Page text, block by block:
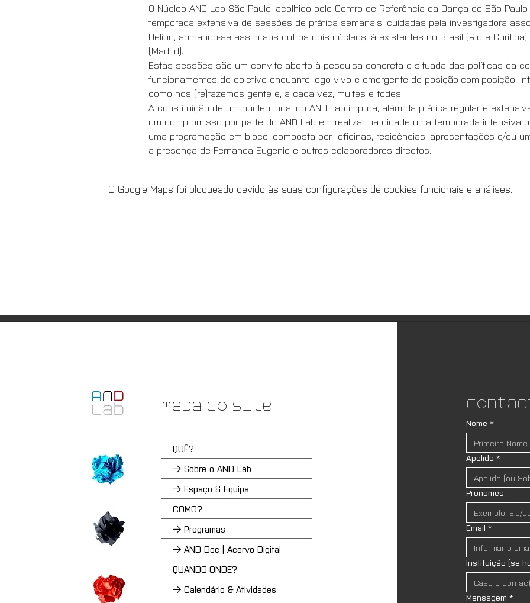
O Núcleo AND Lab São Paulo, acolhido pelo Centro de Referência da Dança de São
temporada extensiva de sessões de prática semanais, cuidadas pela investigadora
Delion, somando-se assim aos outros dois núcleos já existentes no Brasil (Rio e
(Madrid).
Estas sessões são um convite aberto à pesquisa concreta e situada das políticas da
funcionamentos do coletivo enquanto jogo vivo e emergente de posição-com-posição,
como nos (re)fazemos gente e, a cada vez, muites e todes.
A constituição de um núcleo local do AND Lab implica, além da prática regular e
um compromisso por parte do AND Lab em realizar na cidade uma temporada intensiva
uma programação em bloco, composta por  oficinas, residências, apresentações e/ou
a presença de Fernanda Eugenio e outros colaboradores directos.
O Google Maps foi bloqueado devido às suas configurações de cookies funcionais e análises.
Mapa do site
QUÊ?
→ Sobre o AND Lab
→ Espaço & Equipa
COMO?
→ Programas
→ AND Doc | Acervo Digital
QUANDO-ONDE?
→ Calendário & Atividades
Nome *
Apelido *
Pronomes
Email *
Instituição (se
Mensagem *